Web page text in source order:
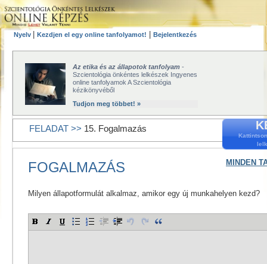
Nyelv Kezdjen el egy online tanfolyamot! Bejelentkezés
Az etika és az állapotok tanfolyam -
Szcientológia önkéntes lelkészek Ingyenes
online tanfolyamok A Szcientológia
kézikönyvéből
Tudjon meg többet! »
MINDEN
FELADAT >> 15. Fogalmazás
FOGALMAZÁS
Milyen állapotformulát alkalmaz, amikor egy új munkahelyen kezd?